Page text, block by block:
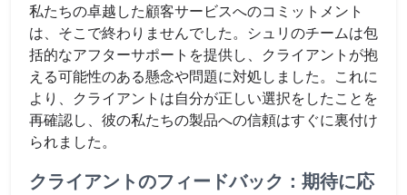
私たちの卓越した顧客サービスへのコミットメント
は、そこで終わりませんでした。シュリのチームは包
括的なアフターサポートを提供し、クライアントが抱
える可能性のある懸念や問題に対処しました。これに
より、クライアントは自分が正しい選択をしたことを
再確認し、彼の私たちの製品への信頼はすぐに裏付け
られました。
クライアントのフィードバック：期待に応